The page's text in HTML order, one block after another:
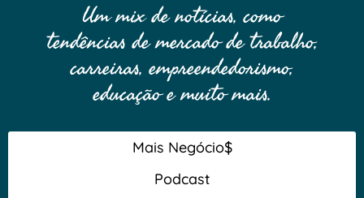
Um mix de notícias, como
tendências de mercado de trabalho,
carreiras, empreendedorismo,
educação e muito mais.
Mais Negócio$
Podcast